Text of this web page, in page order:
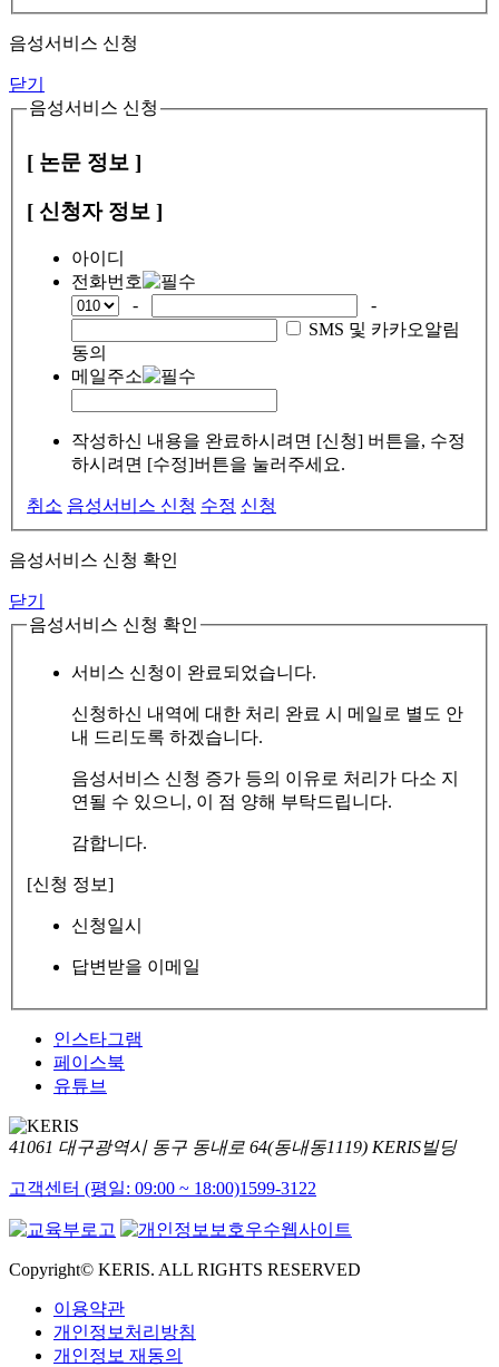
음성서비스 신청
닫기
음성서비스 신청
[ 논문 정보 ]
[ 신청자 정보 ]
아이디
전화번호
-
-
SMS 및 카카오알림
동의
메일주소
작성하신 내용을 완료하시려면 [신청] 버튼을, 수정
하시려면 [수정]버튼을 눌러주세요.
취소 음성서비스 신청 수정 신청
음성서비스 신청 확인
닫기
음성서비스 신청 확인
서비스 신청이 완료되었습니다.
신청하신 내역에 대한 처리 완료 시 메일로 별도 안
내 드리도록 하겠습니다.
음성서비스 신청 증가 등의 이유로 처리가 다소 지
연될 수 있으니, 이 점 양해 부탁드립니다.
감합니다.
[신청 정보]
신청일시
답변받을 이메일
인스타그램
페이스북
유튜브
41061 대구광역시 동구 동내로 64(동내동1119) KERIS빌딩
고객센터 (평일: 09:00 ~ 18:00)1599-3122
Copyright© KERIS. ALL RIGHTS RESERVED
이용약관
개인정보처리방침
개인정보 재동의